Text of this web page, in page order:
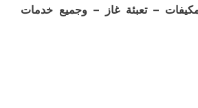
– تعبئة غاز – وجميع خدمات